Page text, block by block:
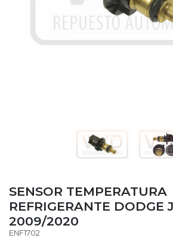
SENSOR TEMPERATURA
REFRIGERANTE DODGE
2009/2020
ENF1702